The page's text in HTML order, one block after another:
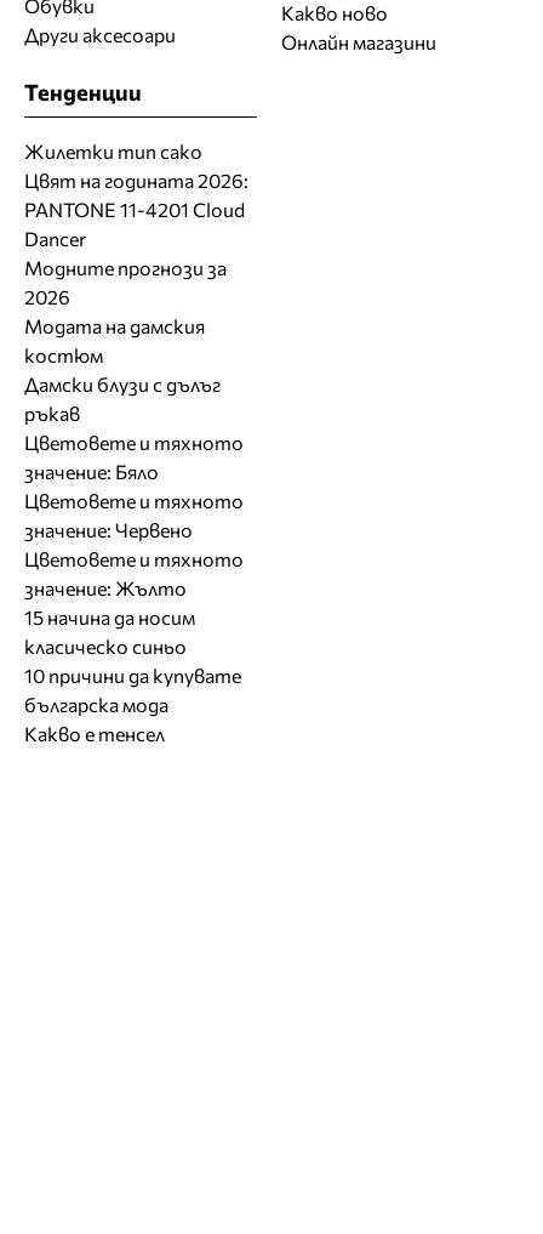
Обувки
Други аксесоари
Какво ново
Онлайн магазини
Тенденции
Жилетки тип сако
Цвят на годината 2026:
PANTONE 11-4201 Cloud
Dancer
Модните прогнози за
2026
Модата на дамския
костюм
Дамски блузи с дълъг
ръкав
Цветовете и тяхното
значение: Бяло
Цветовете и тяхното
значение: Червено
Цветовете и тяхното
значение: Жълто
15 начина да носим
класическо синьо
10 причини да купувате
българска мода
Какво е тенсел